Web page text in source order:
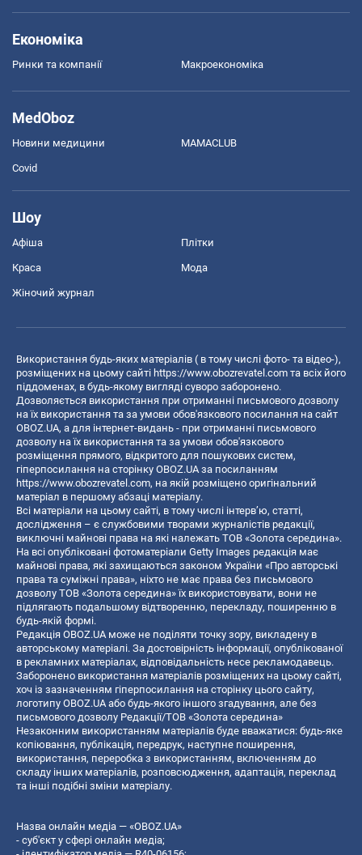
Економіка
Ринки та компанії Макроекономіка
MedOboz
Новини медицини MAMACLUB
Covid
Шоу
Афіша Плітки
Краса Мода
Жіночий журнал
Використання будь-яких матеріалів ( в тому числі фото- та відео-),
розміщених на цьому сайті https://www.obozrevatel.com та всіх його
піддоменах, в будь-якому вигляді суворо заборонено.
Дозволяється використання при отриманні письмового дозволу
на їх використання та за умови обов'язкового посилання на сайт
OBOZ.UA, а для інтернет-видань - при отриманні письмового
дозволу на їх використання та за умови обов'язкового
розміщення прямого, відкритого для пошукових систем,
гіперпосилання на сторінку OBOZ.UA за посиланням
https://www.obozrevatel.com, на якій розміщено оригінальний
матеріал в першому абзаці матеріалу.
Всі матеріали на цьому сайті, в тому числі інтерв’ю, статті,
дослідження – є службовими творами журналістів редакції,
виключні майнові права на які належать ТОВ «Золота середина».
На всі опубліковані фотоматеріали Getty Images редакція має
майнові права, які захищаються законом України «Про авторські
права та суміжні права», ніхто не має права без письмового
дозволу ТОВ «Золота середина» їх використовувати, вони не
підлягають подальшому відтворенню, перекладу, поширенню в
будь-якій формі.
Редакція OBOZ.UA може не поділяти точку зору, викладену в
авторському матеріалі. За достовірність інформації, опублікованої
в рекламних матеріалах, відповідальність несе рекламодавець.
Заборонено використання матеріалів розміщених на цьому сайті,
хоч із зазначенням гіперпосилання на сторінку цього сайту,
логотипу OBOZ.UA або будь-якого іншого згадування, але без
письмового дозволу Редакції/ТОВ «Золота середина»
Незаконним використанням матеріалів буде вважатися: будь-яке
копiювання, публiкацiя, передрук, наступне поширення,
використання, переробка з використанням, включенням до
складу інших матеріалів, розповсюдження, адаптація, переклад
та інші подібні зміни матеріалу.
Назва онлайн медіа — «OBOZ.UA»
- суб'єкт у сфері онлайн медіа;